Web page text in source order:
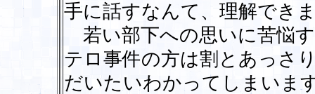
手に話すなんて、理解でき
若い部下への思いに苦悩
テロ事件の方は割とあっさ
だいたいわかってしまいま